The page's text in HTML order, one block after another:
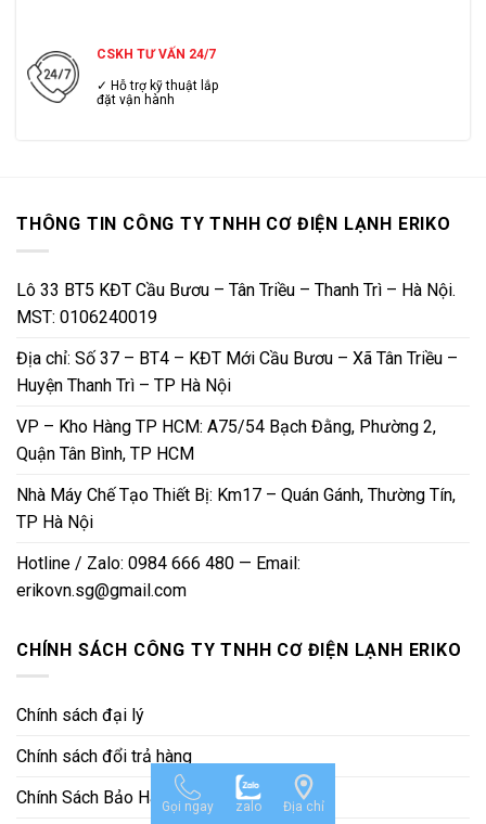
CSKH TƯ VẤN 24/7
✓ Hỗ trợ kỹ thuật lắp
đặt vận hành
THÔNG TIN CÔNG TY TNHH CƠ ĐIỆN LẠNH ERIKO
Lô 33 BT5 KĐT Cầu Bươu – Tân Triều – Thanh Trì – Hà Nội.
MST: 0106240019
Địa chỉ: Số 37 – BT4 – KĐT Mới Cầu Bươu – Xã Tân Triều –
Huyện Thanh Trì – TP Hà Nội
VP – Kho Hàng TP HCM: A75/54 Bạch Đằng, Phường 2,
Quận Tân Bình, TP HCM
Nhà Máy Chế Tạo Thiết Bị: Km17 – Quán Gánh, Thường Tín,
TP Hà Nội
Hotline / Zalo: 0984 666 480 — Email:
erikovn.sg@gmail.com
CHÍNH SÁCH CÔNG TY TNHH CƠ ĐIỆN LẠNH ERIKO
Chính sách đại lý
Chính sách đổi trả hàng
Chính Sách Bảo HànhGọi ngay zalo Địa chỉ